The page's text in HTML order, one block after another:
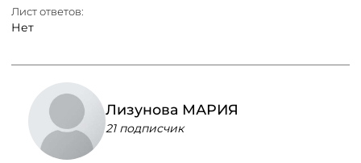
Лист ответов:
Нет
Лизунова МАРИЯ
21 подписчик